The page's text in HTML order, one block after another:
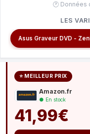
🕐 Données
LES
Asus Graveur DVD -
⭐ MEILLEUR PRIX
Amazon.fr
● En stock
41,99€